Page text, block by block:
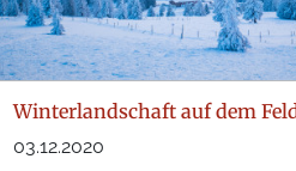
Winterlandschaft auf dem
03.12.2020